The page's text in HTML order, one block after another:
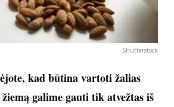
kurių gauti galime su